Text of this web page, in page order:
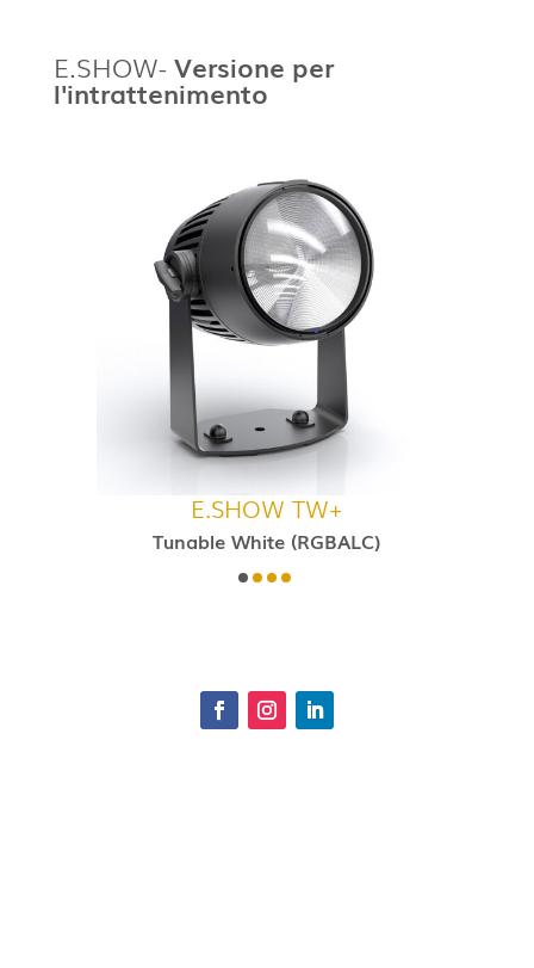
E.SHOW-Versione per
l'intrattenimento
E.SHOW TW+
Tunable White (RGBALC)